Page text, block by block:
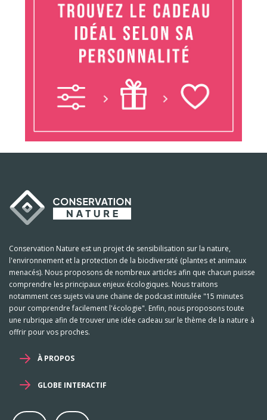
Conservation Nature est un projet de sensibilisation sur la nature,
l'environnement et la protection de la biodiversité (plantes et animaux
menacés). Nous proposons de nombreux articles afin que chacun puisse
comprendre les principaux enjeux écologiques. Nous traitons
notamment ces sujets via une chaine de podcast intitulée "15 minutes
pour comprendre facilement l'écologie". Enfin, nous proposons toute
une rubrique afin de trouver une idée cadeau sur le thème de la nature à
offrir pour vos proches.
À PROPOS
GLOBE INTERACTIF